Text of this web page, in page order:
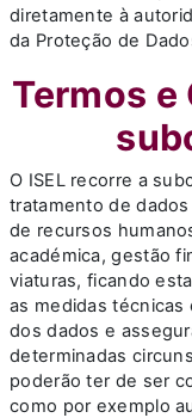
diretamente à
da Proteção de
Termos e
O ISEL recorre a
tratamento de
de recursos
académica, gestão
viaturas, ficando
as medidas técnicas
dos dados e
determinadas
poderão ter de ser
como por exemplo